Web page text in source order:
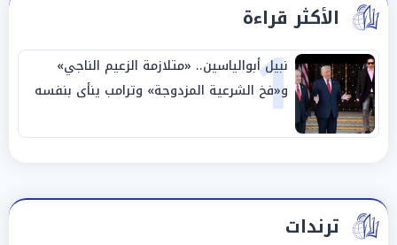
الأكثر قراءة
1
نبيل أبوالياسين.. «متلازمة الزعيم الناجي»
و«فخ الشرعية المزدوجة» وترامب ينأى بنفسه
وحليفه في «ميتم استراتيجي»
ترندات